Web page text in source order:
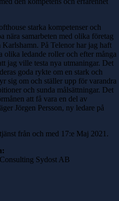
starka kompetenser och
nära samarbeten med olika företag
På Telenor har jag haft
olika ledande roller och efter många
jag ville testa nya utmaningar. Det
goda rykte om en stark och
sig om och ställer upp för varandra
och sunda målsättningar. Det
att få vara en del av
Jörgen Persson, ny ledare på
från och med 17:e Maj 2021.
Sydost AB